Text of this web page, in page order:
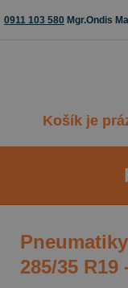
0911 103 580 Mgr.Ondis
Košík je
285/35